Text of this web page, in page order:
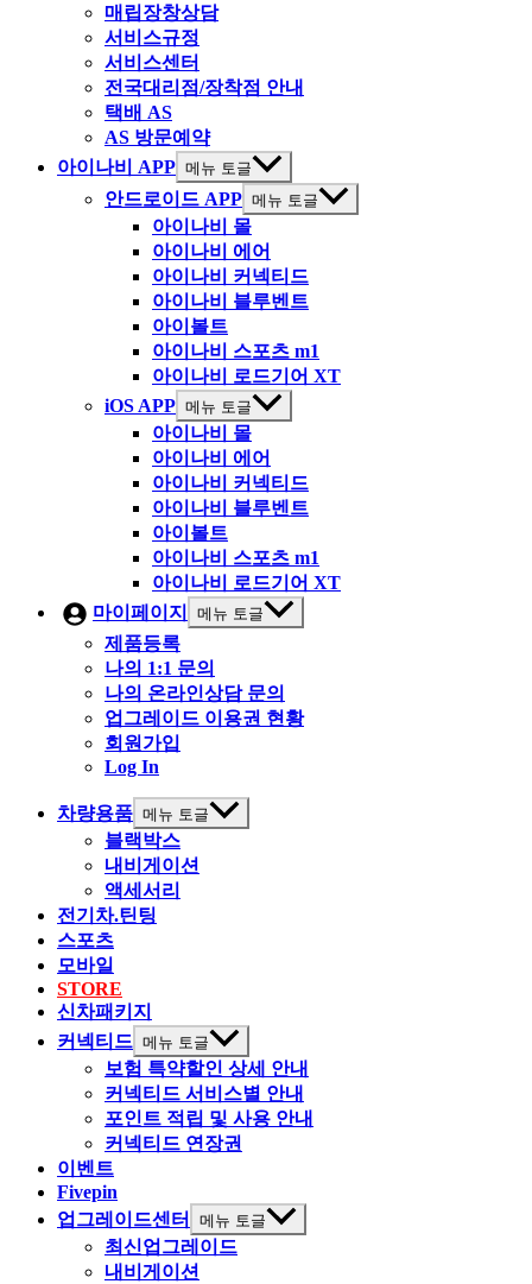
매립장창상담
서비스규정
서비스센터
전국대리점/장착점 안내
택배 AS
AS 방문예약
아이나비 APP 메뉴 토글
안드로이드 APP 메뉴 토글
아이나비 몰
아이나비 에어
아이나비 커넥티드
아이나비 블루벤트
아이볼트
아이나비 스포츠 m1
아이나비 로드기어 XT
iOS APP 메뉴 토글
아이나비 몰
아이나비 에어
아이나비 커넥티드
아이나비 블루벤트
아이볼트
아이나비 스포츠 m1
아이나비 로드기어 XT
마이페이지
메뉴 토글
제품등록
나의 1:1 문의
나의 온라인상담 문의
업그레이드 이용권 현황
회원가입
Log In
차량용품 메뉴 토글
블랙박스
내비게이션
액세서리
전기차.틴팅
스포츠
모바일
STORE
신차패키지
커넥티드 메뉴 토글
보험 특약할인 상세 안내
커넥티드 서비스별 안내
포인트 적립 및 사용 안내
커넥티드 연장권
이벤트
Fivepin
업그레이드센터
메뉴 토글
최신업그레이드
내비게이션